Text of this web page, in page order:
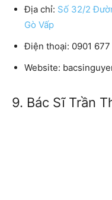
Địa chỉ: Số 32/2
Gò Vấp
Điện thoại: 0901
Website:
9. Bác Sĩ Trần